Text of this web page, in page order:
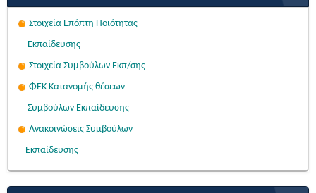
Στοιχεία Επόπτη Ποιότητας
Εκπαίδευσης
Στοιχεία Συμβούλων Εκπ/σης
ΦΕΚ Κατανομής θέσεων
Συμβούλων Εκπαίδευσης
Ανακοινώσεις Συμβούλων
Εκπαίδευσης